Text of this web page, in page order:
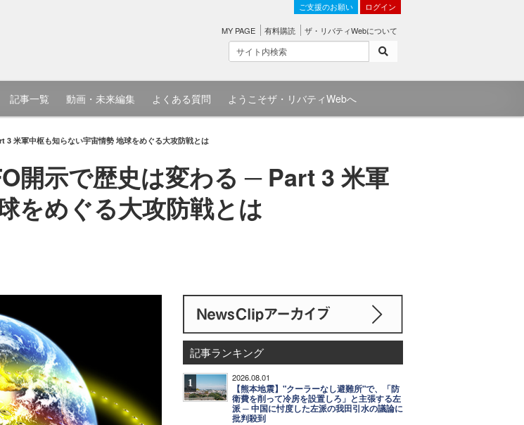
ご支援のお願い ログイン
MY PAGE 有料購読 ザ・リバティWebについて
記事一覧 動画・未来編集 よくある質問 ようこそザ・リバティWebへ
米軍中枢も知らない宇宙情勢 地球をめぐる大攻防戦とは
開示で歴史は変わる ─ Part 3 米軍
をめぐる大攻防戦とは
記事ランキング
1 2026.08.01
【熊本地震】"クーラーなし避難所"で、「防
衛費を削って冷房を設置しろ」と主張する左
派 ─ 中国に忖度した左派の我田引水の議論に
批判殺到